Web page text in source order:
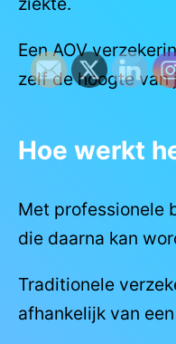
Een AOV
zelf de hoogte van
Hoe werkt
Met professionele
die daarna kan
Traditionele
afhankelijk van